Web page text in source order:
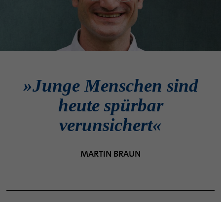
»Junge Menschen sind
heute spürbar
verunsichert«
MARTIN BRAUN